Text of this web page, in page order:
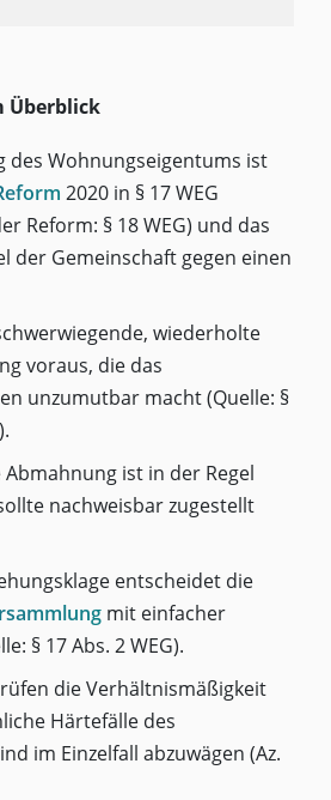
Überblick
des Wohnungseigentums ist
2020 in § 17 WEG
Reform: § 18 WEG) und das
der Gemeinschaft gegen einen
wiederholte
voraus, die das
unzumutbar macht (Quelle: §
ist in der Regel
nachweisbar zugestellt
entscheidet die
mit einfacher
§ 17 Abs. 2 WEG).
die Verhältnismäßigkeit
Härtefälle des
im Einzelfall abzuwägen (Az.